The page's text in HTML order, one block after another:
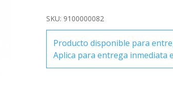
cantidad
SKU: 9100000082
Producto disponible para
Aplica para entrega inmediata